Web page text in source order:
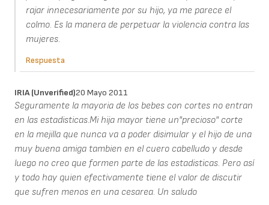
rajar innecesariamente por su hijo, ya me parece el
colmo. Es la manera de perpetuar la violencia contra las
mujeres.
Respuesta
IRIA (unverified)20 Mayo 2011
Seguramente la mayoria de los bebes con cortes no entran
en las estadisticas.Mi hija mayor tiene un"precioso" corte
en la mejilla que nunca va a poder disimular y el hijo de una
muy buena amiga tambien en el cuero cabelludo y desde
luego no creo que formen parte de las estadisticas. Pero así
y todo hay quien efectivamente tiene el valor de discutir
que sufren menos en una cesarea. Un saludo